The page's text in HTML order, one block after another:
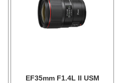
EF35mm F1.4L II USM